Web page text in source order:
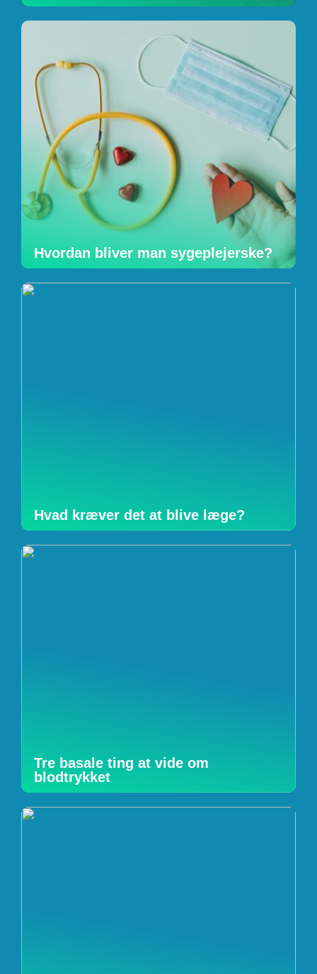
Hvordan bliver man sygeplejerske?
Hvad kræver det at blive læge?
Tre basale ting at vide om
blodtrykket